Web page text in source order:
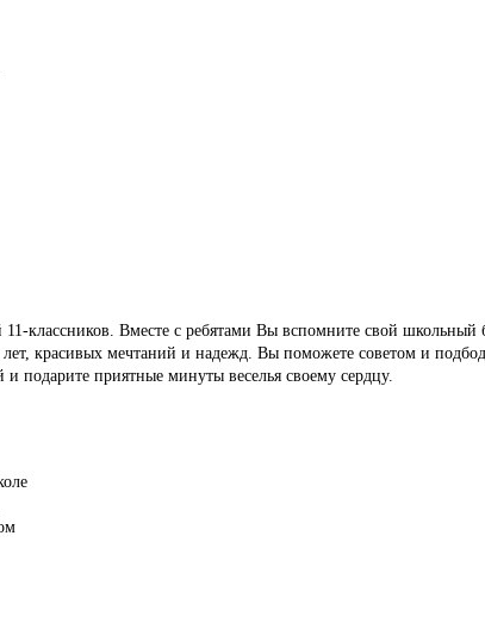
классников. Вместе с ребятами Вы вспомните свой школьный
красивых мечтаний и надежд. Вы поможете советом и
и подарите приятные минуты веселья своему сердцу.